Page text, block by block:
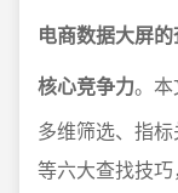
电商数据大屏
核心竞争力。本
多维筛选、指
等六大查找技